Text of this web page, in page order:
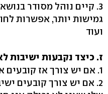
3. קיים נוהל מסודר
גמישות יותר, אפשרות
ועוד
ז. כיצד נקבעות ישיבות לאחר
1. אם יש צורך אז קובעים את הישיבה וזהו
2. אם יש צורך קובעים